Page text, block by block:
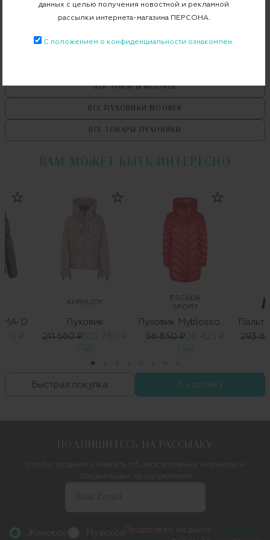
Примерка при доставке торговым представителем
ВСЕ ТОВАРЫMOORER
ВСЕ ПУХОВИКИ MOORER
ВСЕ ТОВАРЫ ПУХОВИКИ
ВАМ МОЖЕТ БЫТЬ ИНТЕРЕСНО
D
₽
KHRISJOY
Пуховик
211 560 ₽105 780 ₽
-50%
ESCADA
SPORT
Пуховик Myblossom 1007927 01
56 850 ₽28 425 ₽
-50%
293
Быстрая покупка В корзину
данных с целью получения новостной и рекламной
рассылки интернета-магазина ПЕРСОНА.
С положением о конфиденциальности ознакомлен.